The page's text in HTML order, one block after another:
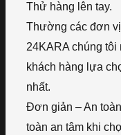
Thử hàng lên tay.
Thường các đơn
24KARA chúng
khách hàng lựa
nhất.
Đơn giản – An
toàn an tâm khi